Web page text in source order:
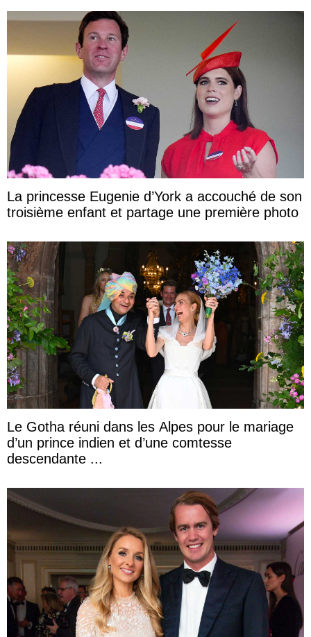
La princesse Eugenie d’York a accouché de son
troisième enfant et partage une première photo
Le Gotha réuni dans les Alpes pour le mariage
d’un prince indien et d’une comtesse
descendante ...